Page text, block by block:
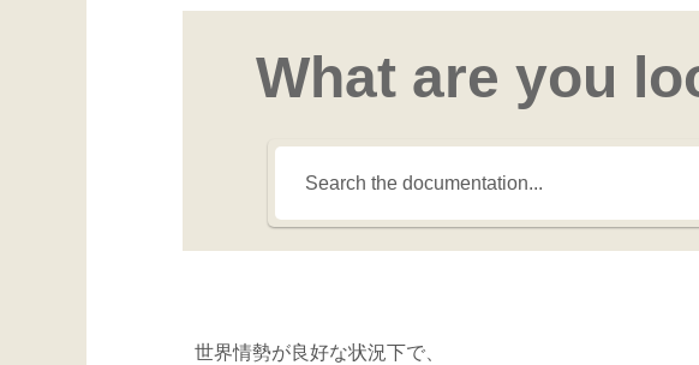
What are you
世界情勢が良好な状況下で、